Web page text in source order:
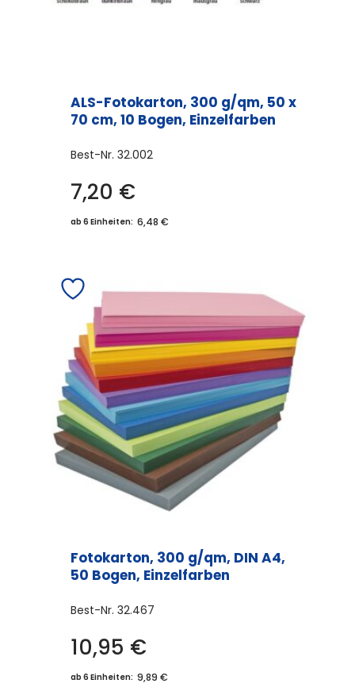
ALS-Fotokarton, 300 g/qm, 50 x
70 cm, 10 Bogen, Einzelfarben
Best-Nr. 32.002
7,20 €
ab 6 Einheiten: 6,48 €
Die
Optionen
können
auf
der
Produktseite
gewählt
werden
Fotokarton, 300 g/qm, DIN A4,
50 Bogen, Einzelfarben
Best-Nr. 32.467
10,95 €
ab 6 Einheiten: 9,89 €